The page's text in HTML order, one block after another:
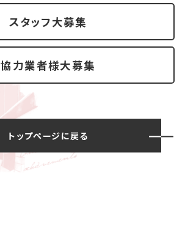
スタッフ大募集
協力業者様大募集
トップページに戻る